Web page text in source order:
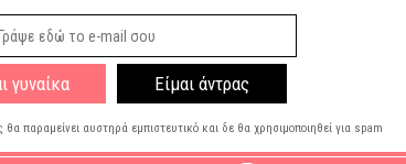
συνέχεια, ξεβγάλτε με άφθονο χλιαρό νερό. Αποφύγετε
ΔΕΡΜΑΤΟΛΟΓΙΚΑ ΕΛΕΓΜΕΝΟ
γυναίκα Είμαι άντρας
παραμείνει αυστηρά εμπιστευτικό και δε θα χρησιμοποιηθεί για spam